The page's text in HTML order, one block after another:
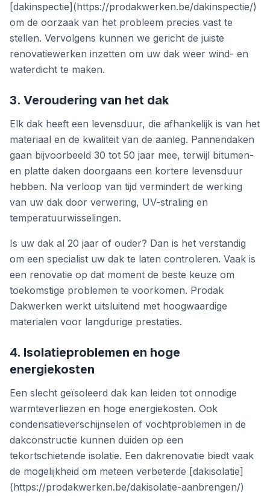
[dakinspectie](https://prodakwerken.be/dakinspectie/)
om de oorzaak van het probleem precies vast te
stellen. Vervolgens kunnen we gericht de juiste
renovatiewerken inzetten om uw dak weer wind- en
waterdicht te maken.
3. Veroudering van het dak
Elk dak heeft een levensduur, die afhankelijk is van het
materiaal en de kwaliteit van de aanleg. Pannendaken
gaan bijvoorbeeld 30 tot 50 jaar mee, terwijl bitumen-
en platte daken doorgaans een kortere levensduur
hebben. Na verloop van tijd vermindert de werking
van uw dak door verwering, UV-straling en
temperatuurwisselingen.
Is uw dak al 20 jaar of ouder? Dan is het verstandig
om een specialist uw dak te laten controleren. Vaak is
een renovatie op dat moment de beste keuze om
toekomstige problemen te voorkomen. Prodak
Dakwerken werkt uitsluitend met hoogwaardige
materialen voor langdurige prestaties.
4. Isolatieproblemen en hoge
energiekosten
Een slecht geïsoleerd dak kan leiden tot onnodige
warmteverliezen en hoge energiekosten. Ook
condensatieverschijnselen of vochtproblemen in de
dakconstructie kunnen duiden op een
tekortschietende isolatie. Een dakrenovatie biedt vaak
de mogelijkheid om meteen verbeterde [dakisolatie]
(https://prodakwerken.be/dakisolatie-aanbrengen/)